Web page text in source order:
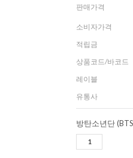
판매가격
소비자가격
적립금
상품코드/바코드
레이블
유통사